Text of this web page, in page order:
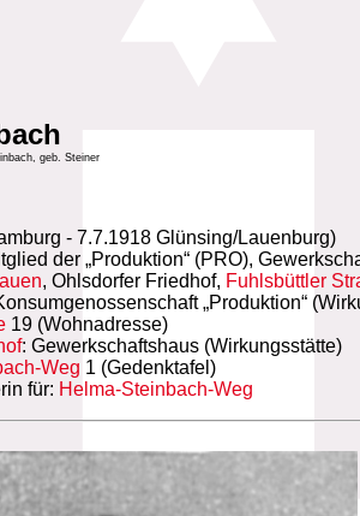
geb. Steiner
- 7.7.1918 Glünsing/Lauenburg)
der „Produktion“ (PRO),
, Ohlsdorfer Friedhof, Fuhlsbüttler
„Produktion“
19 (Wohnadresse)
: Gewerkschaftshaus (Wirkungsstätte)
Weg 1 (Gedenktafel)
für: Helma-Steinbach-Weg